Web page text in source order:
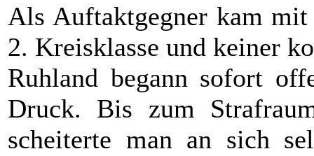
Als Auftaktgegner kam
2. Kreisklasse und keiner
Ruhland begann sofort
Druck. Bis zum
scheiterte man an sich